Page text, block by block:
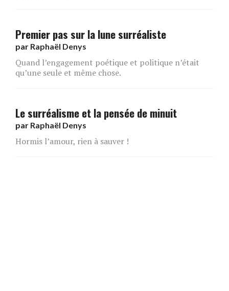
Premier pas sur la lune surréaliste
par Raphaël Denys
Quand l’engagement poétique et politique n’était
qu’une seule et même chose.
Le surréalisme et la pensée de minuit
par Raphaël Denys
Hormis l’amour, rien à sauver !